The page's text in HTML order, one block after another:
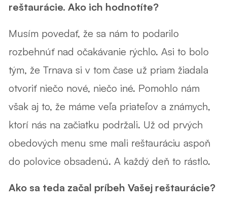
reštaurácie. Ako ich hodnotíte?
Musím povedať, že sa nám to podarilo
rozbehnúť nad očakávanie rýchlo. Asi to bolo
tým, že Trnava si v tom čase už priam žiadala
otvoriť niečo nové, niečo iné. Pomohlo nám
však aj to, že máme veľa priateľov a známych,
ktorí nás na začiatku podržali. Už od prvých
obedových menu sme mali reštauráciu aspoň
do polovice obsadenú. A každý deň to rástlo.
Ako sa teda začal príbeh Vašej reštaurácie?